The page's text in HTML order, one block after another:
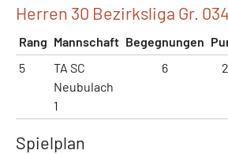
Herren 30 Bezirksliga Gr. 034
Rang Mannschaft Begegnungen
5
TA SC
Neubulach
1
6
Spielplan